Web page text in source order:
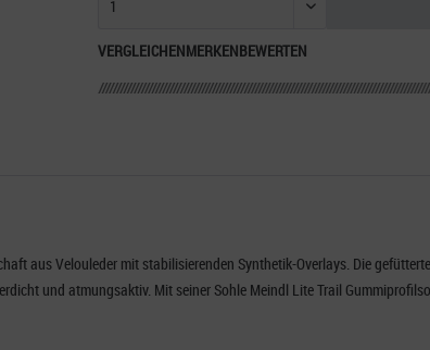
VERGLEICHENMERKENBEWERTEN
aus Velouleder mit stabilisierenden Synthetik-Overlays. Die
und atmungsaktiv. Mit seiner Sohle Meindl Lite Trail